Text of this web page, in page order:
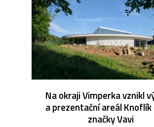
Na okraji Vimperka vznikl
a prezentační areál Knoflík
značky Vavi